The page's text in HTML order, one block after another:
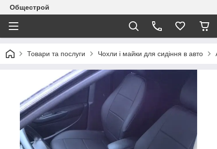
Общестрой
Товари та послуги Чохли і майки для сидіння в авто